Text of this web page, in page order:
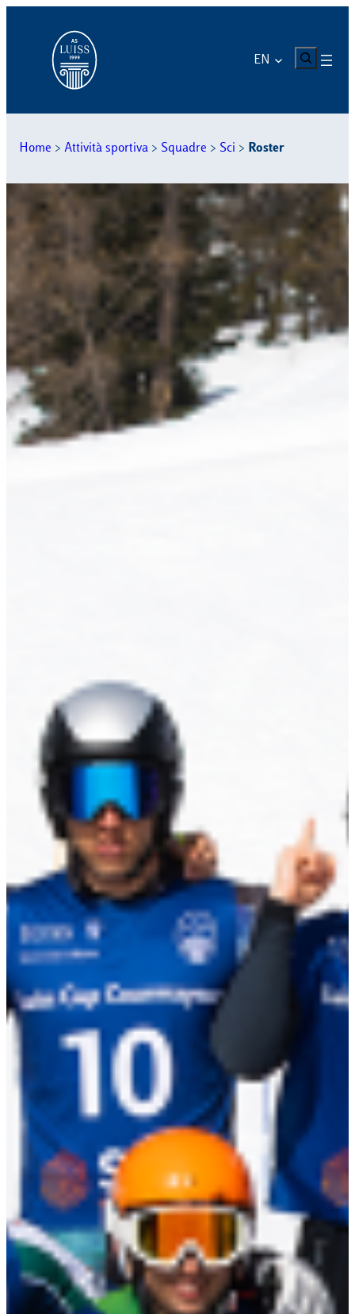
content
EN CERCA
Home > Attività sportiva > Squadre > Sci > Roster